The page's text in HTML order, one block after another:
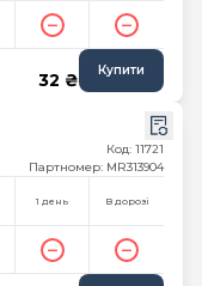
32 ₴ Купити
Код: 11721
Партномер: MR313904
1 день В дорозі